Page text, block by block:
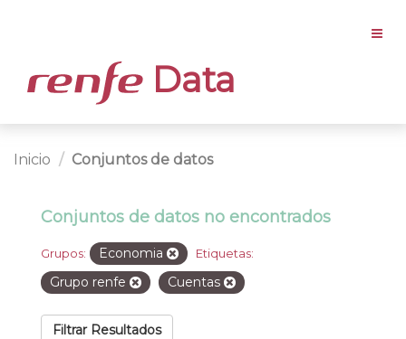
Data
Inicio Conjuntos de datos
Conjuntos de datos no encontrados
Grupos: Economia Etiquetas:
Grupo renfe Cuentas
Filtrar Resultados